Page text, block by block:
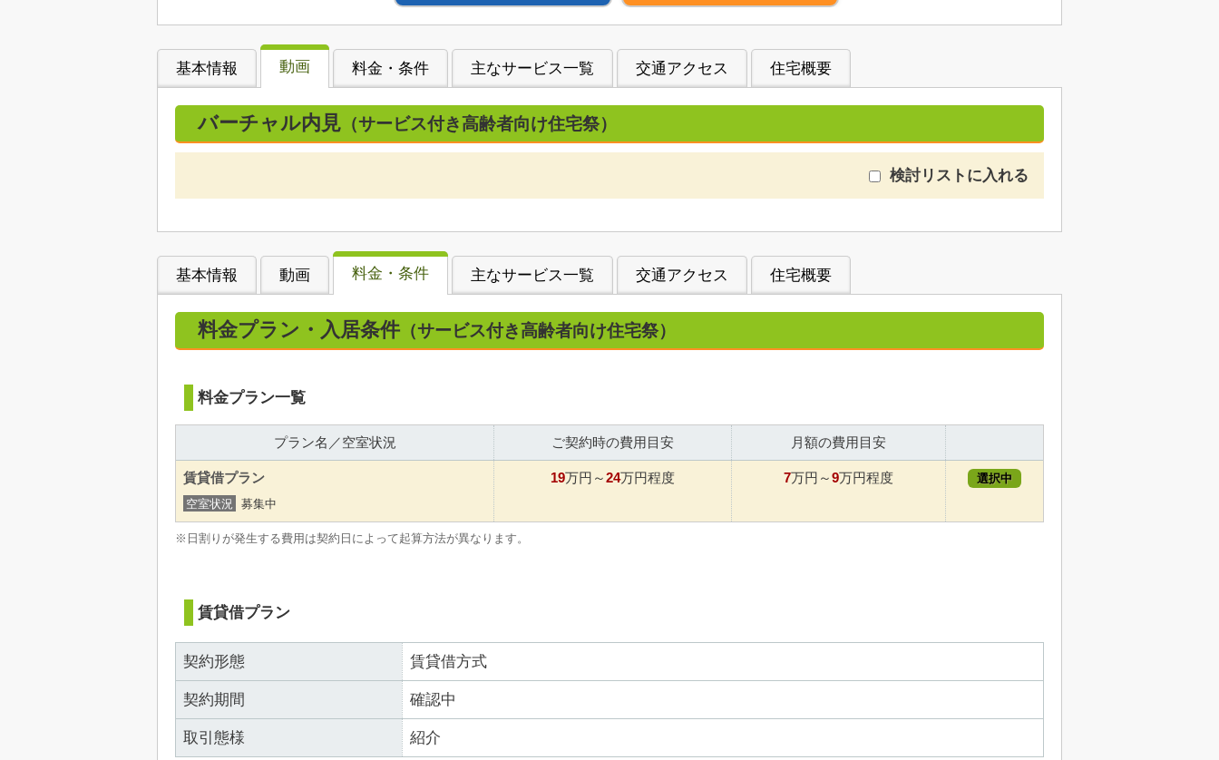
基本情報 動画 料金・条件 主なサービス一覧 交通アクセス 住宅概要
バーチャル内見 （サービス付き高齢者向け住宅祭）
検討リストに入れる
基本情報 動画 料金・条件 主なサービス一覧 交通アクセス 住宅概要
料金プラン・入居条件 （サービス付き高齢者向け住宅祭）
料金プラン一覧
プラン名／空室状況 ご契約時の費用目安 月額の費用目安
賃貸借プラン
空室状況 募集中
19万円～24万円程度 7万円～9万円程度 選択中
※日割りが発生する費用は契約日によって起算方法が異なります。
賃貸借プラン
契約形態 賃貸借方式
契約期間 確認中
取引態様 紹介